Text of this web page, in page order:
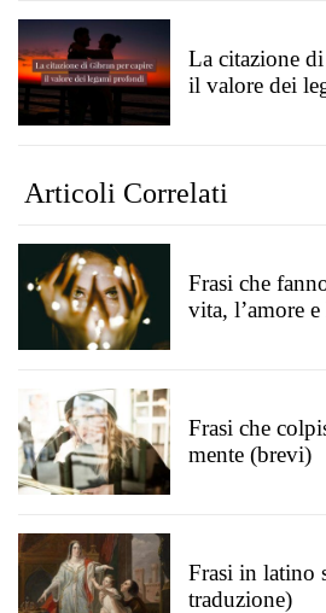
La citazione
il valore dei
Articoli Correlati
Frasi che
vita, l’amore
Frasi che
mente (brevi)
Frasi in latino
traduzione)